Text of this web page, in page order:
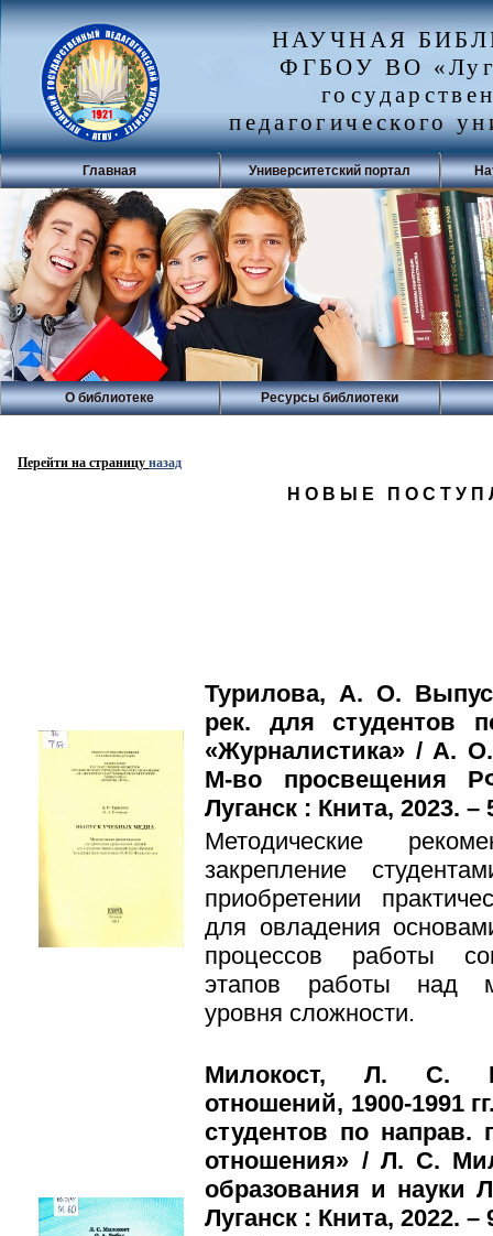
НАУЧНАЯ
ФГБОУ ВО
педагогического
Главная Университетский портал
О библиотеке Ресурсы библиотеки
Перейти на страницу назад
НОВЫЕ
Турилова, А. О.
рек. для студентов
«Журналистика» / А.
М-во просвещения
Луганск : Книта, 2023. –
Методические
закрепление
приобретении
для овладения
процессов работы
этапов работы над
уровня сложности.
Милокост, Л. С.
отношений, 1900-1991
студентов по направ.
отношения» / Л. С.
образования и
Луганск : Книта, 2022. –